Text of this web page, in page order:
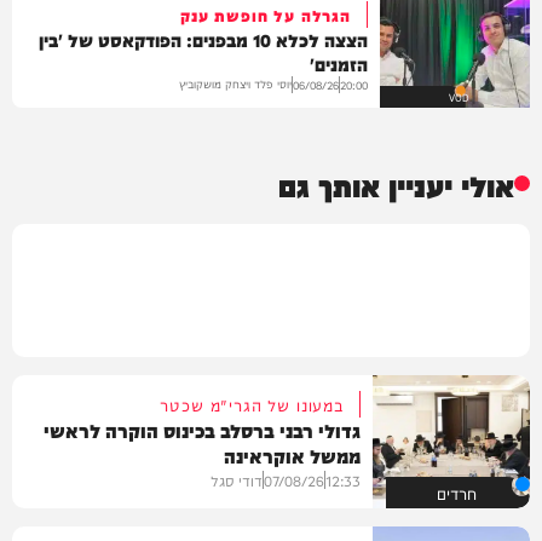
VOD
הגרלה על חופשת ענק
הצצה לכלא 10 מבפנים: הפודקאסט של 'בין
הזמנים'
20:00
06/08/26יוסי פלד ויצחק מושקוביץ
אולי יעניין אותך גם
חרדים
במעונו של הגרי"מ שכטר
גדולי רבני ברסלב בכינוס הוקרה לראשי
ממשל אוקראינה
12:33
07/08/26דודי סגל